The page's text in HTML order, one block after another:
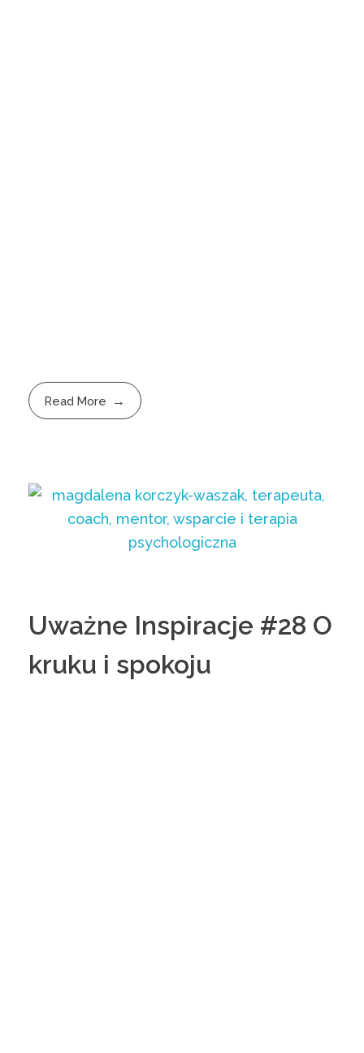
Read More
Uważne Inspiracje #28 O
kruku i spokoju